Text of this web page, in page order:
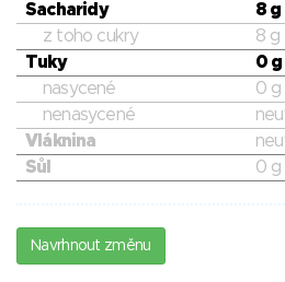
Sacharidy
8 g
z toho cukry
8 g
Tuky
0 g
nasycené
0 g
nenasycené
Vláknina
Sůl
0 g
Navrhnout změnu